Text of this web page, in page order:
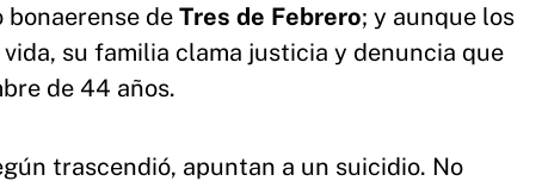
bonaerense de Tres de Febrero; y aunque los
su familia clama justicia y denuncia que
de 44 años.
trascendió, apuntan a un suicidio. No